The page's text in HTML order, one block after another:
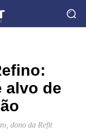
alvo de
dono da Refit